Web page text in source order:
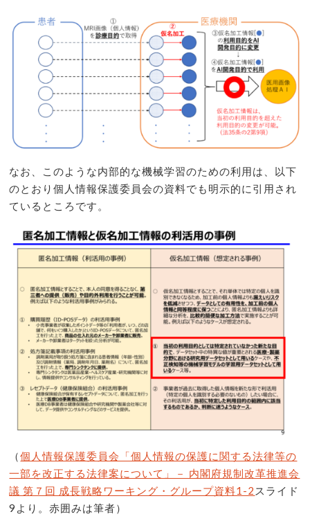
なお、このような内部的な機械学習のための利用は、以下
のとおり個人情報保護委員会の資料でも明示的に引用され
ているところです。
（個人情報保護委員会「個人情報の保護に関する法律等の
一部を改正する法律案について」－ 内閣府規制改革推進会
議 第７回 成長戦略ワーキング・グループ資料1-2 スライド
9より。赤囲みは筆者）